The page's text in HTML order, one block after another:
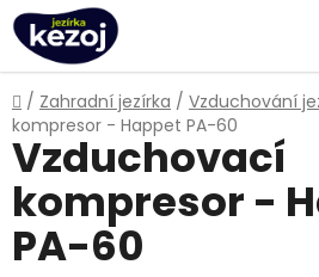
Přejít
na
obsah
Domů
/ Zahradní jezírka / Vzduchování
kompresor - Happet PA-60
Vzduchovací
kompresor -
PA-60